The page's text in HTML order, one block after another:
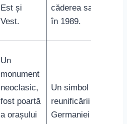
Est și
Vest.
căderea sa
în 1989.
Un
monument
neoclasic,
fost poartă
a orașului
Un simbol al
reunificării
Germaniei și